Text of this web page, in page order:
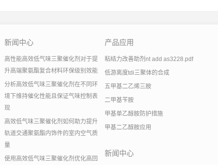
新闻中心
高性能高效低气味三聚催化剂对于提
升高端聚氨酯复合材料环保级别效能
分析高效低气味三聚催化剂在不同环
境下维持催化性能且保证气味控制表
现
高效低气味三聚催化剂如何助力提升
轨道交通聚氨酯内饰件的室内空气质
量
使用高效低气味三聚催化剂优化高回
产品应用
粘结力改善助剂nt add as3228.pdf
低游离度tdi三聚体的合成
五甲基二乙烯三胺
二甲基苄胺
甲基单乙醇胺防护措施
甲基二乙醇胺应用
新闻中心